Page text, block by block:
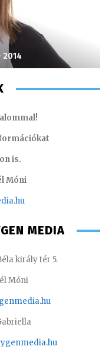
2014
is.
Móni
MEDIA
király tér 5.
Móni